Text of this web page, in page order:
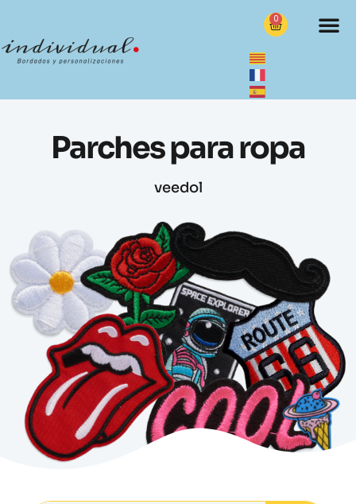
0
Parches para ropa
veedol